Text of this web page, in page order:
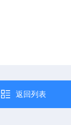
返回列表